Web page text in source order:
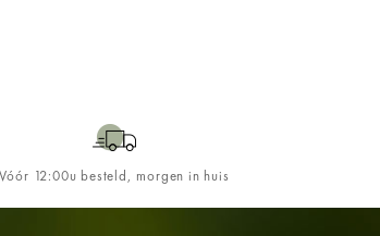
Vóór 12:00u besteld, morgen in huis